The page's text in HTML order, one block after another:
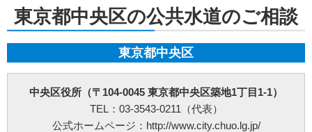
④ご訪問後のキャンセル及びご不在の場合は、キャンセル料5,500円(税込)及び出張費
を申し受けます。
⑤設置補償期間は、設置作業日から30日間となります。期間内の作業不備は無償対応
一、トラブルが発生した場合には、担当作業員が原因究明を行いますが、作業不備に
よるものでなかった場合や取付製品自体の故障の場合などは、点検費用5,500円(税込)
を申し受けます。
います。あらかじめご了承下さい。
⑦ご要望の作業内容や環境によってお下見をさせて頂く場合がございます。下見をさ
せて頂くにあたり下見料として5,500円(税込)を申し受けます。
⑧下見当日に作業が出来ない場合は下見料金5,500円(税込)を申し受けます。また下見
東京都中央区の公共水道のご相談
東京都中央区
中央区役所（〒104-0045 東京都中央区築地1丁目1-1）
TEL：03-3543-0211（代表）
公式ホームページ：http://www.city.chuo.lg.jp/